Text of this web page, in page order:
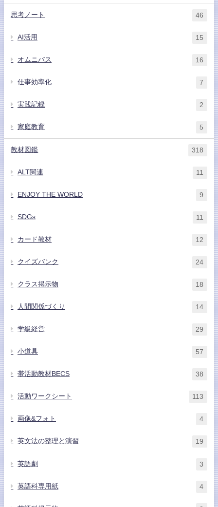
思考ノート 46
AI活用 15
オムニバス 16
仕事効率化 7
実践記録 2
家庭教育 5
教材図鑑 318
ALT関連 11
ENJOY THE WORLD 9
SDGs 11
カード教材 12
クイズバンク 24
クラス掲示物 18
人間関係づくり 14
学級経営 29
小道具 57
帯活動教材BECS 38
活動ワークシート 113
画像&フォト 4
英文法の整理と演習 19
英語劇 3
英語科専用紙 4